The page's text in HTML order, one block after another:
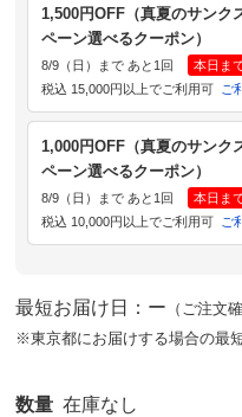
1,500円OFF（真夏のサンク
ペーン選べるクーポン）
8/9（日）まで あと1回
本日ま
税込 15,000円以上でご利用可
ご
1,000円OFF（真夏のサンク
ペーン選べるクーポン）
8/9（日）まで あと1回
本日ま
税込 10,000円以上でご利用可
ご
最短お届け日：ー （ご注文
※東京都にお届けする場合の最
数量 在庫なし